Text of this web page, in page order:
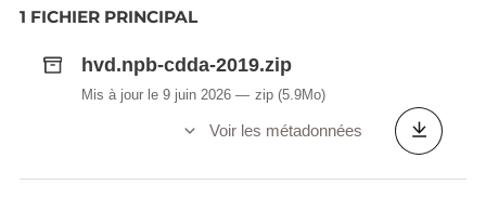
1 FICHIER PRINCIPAL
hvd.npb-cdda-2019.zip
Mis à jour le 9 juin 2026 zip (5.9Mo)
Voir les métadonnées